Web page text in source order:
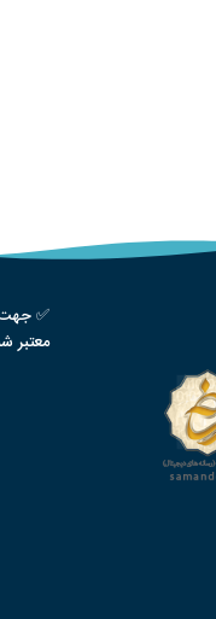
✅ جهت
معتبر